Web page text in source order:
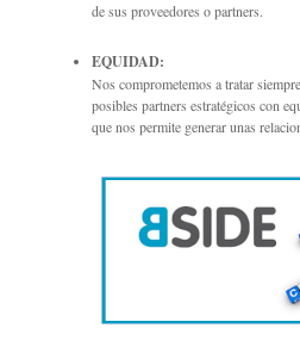
de sus proveedores o partners.
EQUIDAD:
Nos comprometemos a tratar
posibles partners estratégicos con
que nos permite generar unas